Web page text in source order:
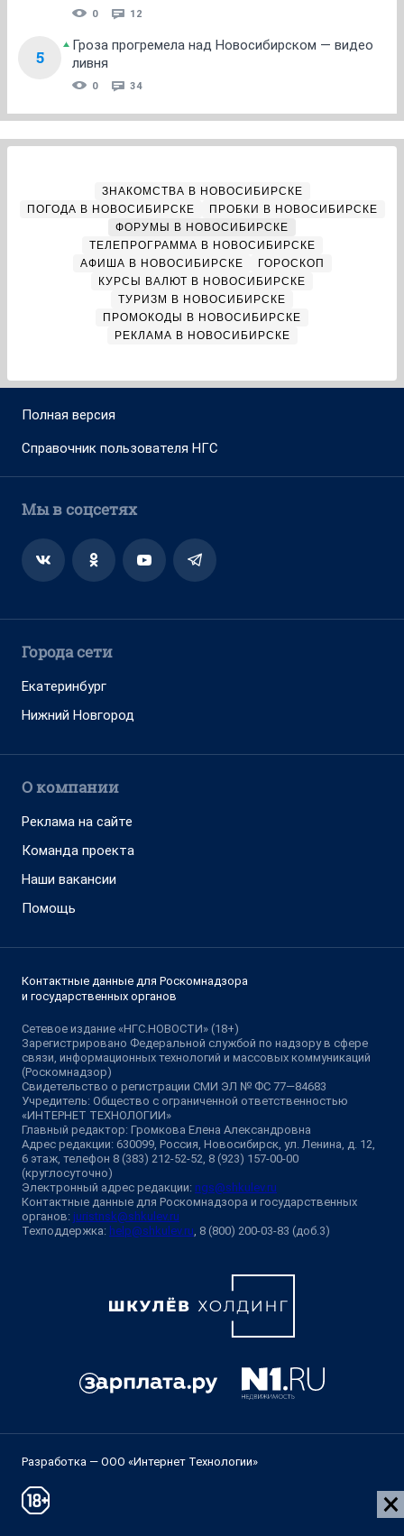
0 12
5
Гроза прогремела над Новосибирском — видео
ливня
0 34
ЗНАКОМСТВА В НОВОСИБИРСКЕ
ПОГОДА В НОВОСИБИРСКЕ
ПРОБКИ В НОВОСИБИРСКЕ
ФОРУМЫ В НОВОСИБИРСКЕ
ТЕЛЕПРОГРАММА В НОВОСИБИРСКЕ
АФИША В НОВОСИБИРСКЕ
ГОРОСКОП
КУРСЫ ВАЛЮТ В НОВОСИБИРСКЕ
ТУРИЗМ В НОВОСИБИРСКЕ
ПРОМОКОДЫ В НОВОСИБИРСКЕ
РЕКЛАМА В НОВОСИБИРСКЕ
Полная версия
Справочник пользователя НГС
Мы в соцсетях
Города сети
Екатеринбург
Нижний Новгород
О компании
Реклама на сайте
Команда проекта
Наши вакансии
Помощь
Контактные данные для Роскомнадзора
и государственных органов
Сетевое издание «НГС.НОВОСТИ» (18+)
Зарегистрировано Федеральной службой по надзору в сфере
связи, информационных технологий и массовых коммуникаций
(Роскомнадзор)
Свидетельство о регистрации СМИ ЭЛ № ФС 77—84683
Учредитель: Общество с ограниченной ответственностью
«ИНТЕРНЕТ ТЕХНОЛОГИИ»
Главный редактор: Громкова Елена Александровна
Адрес редакции: 630099, Россия, Новосибирск, ул. Ленина, д. 12,
6 этаж, телефон 8 (383) 212-52-52, 8 (923) 157-00-00
(круглосуточно)
Электронный адрес редакции: ngs@shkulev.ru
Контактные данные для Роскомнадзора и государственных
органов: juristnsk@shkulev.ru
Техподдержка: help@shkulev.ru , 8 (800) 200-03-83 (доб.3)
Разработка — ООО «Интернет Технологии»